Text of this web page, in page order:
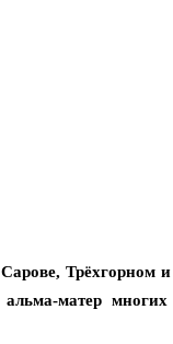
Трёхгорном
матер многих